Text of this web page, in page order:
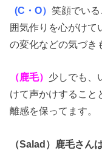
(C・O）笑顔でい
囲気作りを心がけて
の変化などの気づき
（鹿毛） 少しでも、
けて声かけすること
離感を保ってます。
（Salad）鹿毛さん